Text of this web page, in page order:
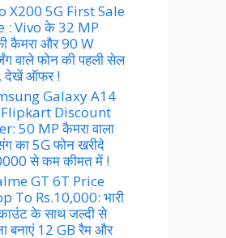
X200 5G First Sale
: Vivo के 32 MP
कैमरा और 90 W
वाले फोन की पहली सेल
देखें ऑफर !
Galaxy A14
Discount
50 MP कैमरा वाला
का 5G फोन खरीदे
से कम कीमत में !
GT 6T Price
To Rs.10,000: भारी
के साथ जल्दी से
बनाएं 12 GB रैम और